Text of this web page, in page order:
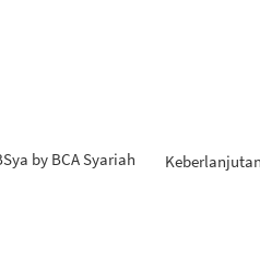
by BCA Syariah Keberlanjutan